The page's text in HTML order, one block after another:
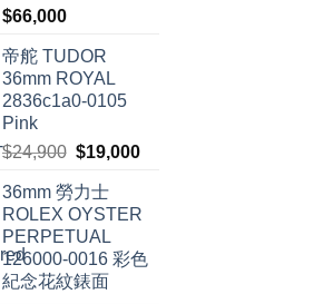
$66,000
帝舵 TUDOR
36mm ROYAL
2836c1a0-0105
Pink
$24,900 原
價
格：
$24,900。
$19,000目
格：
36mm 勞力士
ROLEX OYSTER
PERPETUAL
126000-0016 彩色
紀念花紋錶面